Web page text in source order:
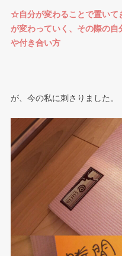
☆自分が変わることで置いて
が変わっていく、その際の自
や付き合い方
が、今の私に刺さりました。